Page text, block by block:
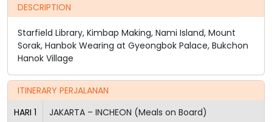
DESCRIPTION
Starfield Library, Kimbap Making, Nami Island, Mount
Sorak, Hanbok Wearing at Gyeongbok Palace, Bukchon
Hanok Village
ITINERARY PERJALANAN
HARI 1 JAKARTA – INCHEON (Meals on Board)